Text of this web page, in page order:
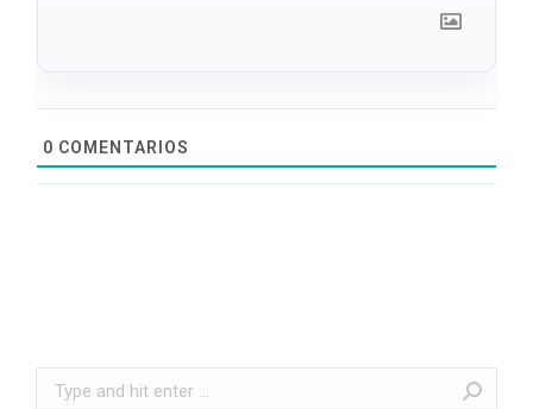
0 COMENTARIOS
Search: